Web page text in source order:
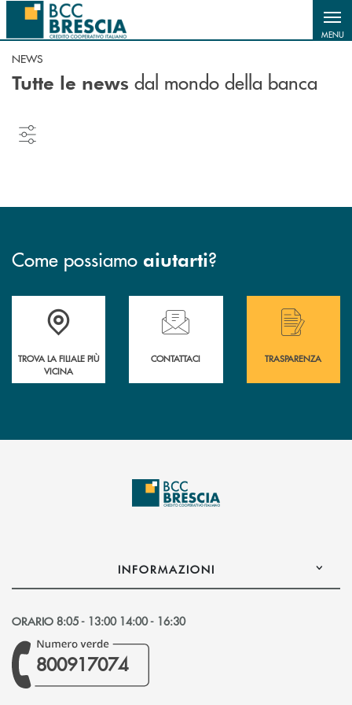
Salta al contenuto principale
MENU
NEWS
Tutte le news dal mondo della banca
Come possiamo aiutarti?
Accedi all' elenco completo delle filiali .
TROVA LA FILIALE PIÙ
VICINA
Hai bisogno di assistenza immediata?
CONTATTACI
Hai bisogno di
TRASPARENZA
INFORMAZIONI
ORARIO 8:05 - 13:00 14:00 - 16:30
800917074